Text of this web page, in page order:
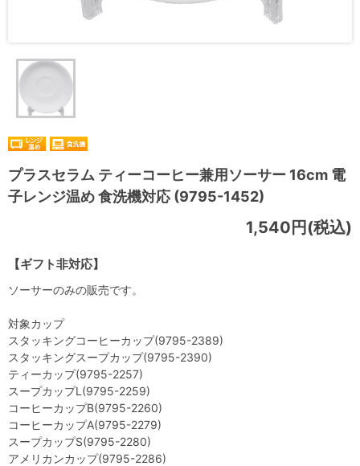
プラスセラム ティーコーヒー兼用ソーサー 16cm 電
子レンジ温め 食洗機対応 (9795-1452)
【ギフト非対応】
1,540円(税込)
ソーサーのみの販売です。
対象カップ
スタッキングコーヒーカップ(9795-2389)
スタッキングスープカップ(9795-2390)
ティーカップ(9795-2257)
スープカップL(9795-2259)
コーヒーカップB(9795-2260)
コーヒーカップA(9795-2279)
スープカップS(9795-2280)
アメリカンカップ(9795-2286)